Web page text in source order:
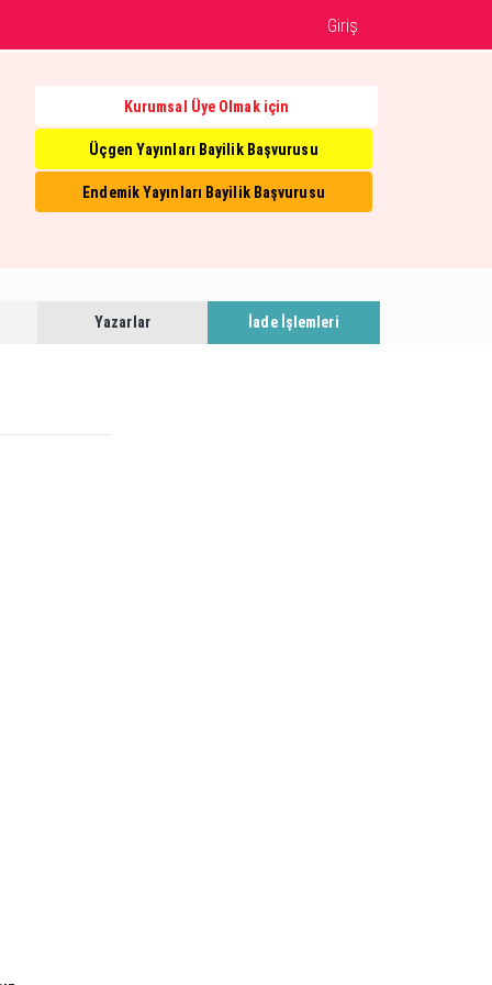
Giriş
Kurumsal Üye Olmak için
Üçgen Yayınları Bayilik Başvurusu
Endemik Yayınları Bayilik Başvurusu
Yazarlar İade İşlemleri